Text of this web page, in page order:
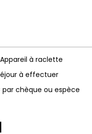
Appareil à raclette
à effectuer
chèque ou espèce